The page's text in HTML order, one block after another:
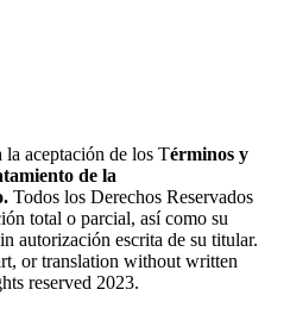
aceptación de los Términos y
de la
Todos los Derechos Reservados
total o parcial, así como su
autorización escrita de su titular.
or translation without written
reserved 2023.